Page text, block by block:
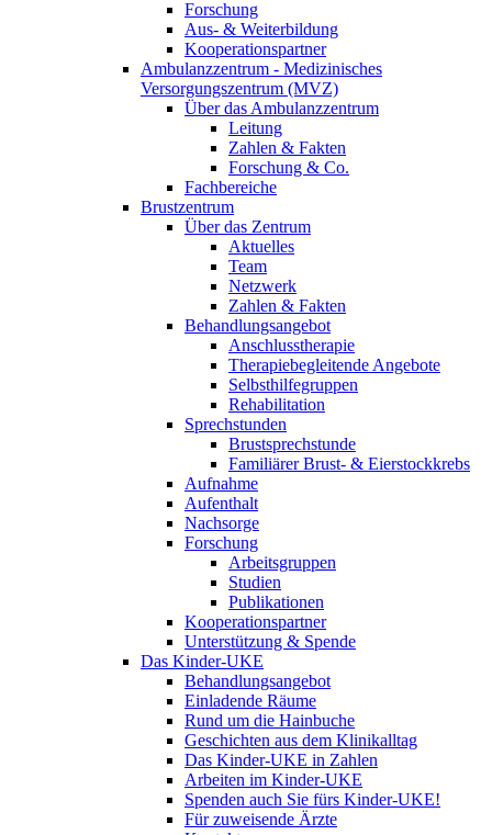
Forschung
Aus- & Weiterbildung
Kooperationspartner
Ambulanzzentrum - Medizinisches
Versorgungszentrum (MVZ)
Über das Ambulanzzentrum
Leitung
Zahlen & Fakten
Forschung & Co.
Fachbereiche
Brustzentrum
Über das Zentrum
Aktuelles
Team
Netzwerk
Zahlen & Fakten
Behandlungsangebot
Anschlusstherapie
Therapiebegleitende Angebote
Selbsthilfegruppen
Rehabilitation
Sprechstunden
Brustsprechstunde
Familiärer Brust- & Eierstockkrebs
Aufnahme
Aufenthalt
Nachsorge
Forschung
Arbeitsgruppen
Studien
Publikationen
Kooperationspartner
Unterstützung & Spende
Das Kinder-UKE
Behandlungsangebot
Einladende Räume
Rund um die Hainbuche
Geschichten aus dem Klinikalltag
Das Kinder-UKE in Zahlen
Arbeiten im Kinder-UKE
Spenden auch Sie fürs Kinder-UKE!
Für zuweisende Ärzte